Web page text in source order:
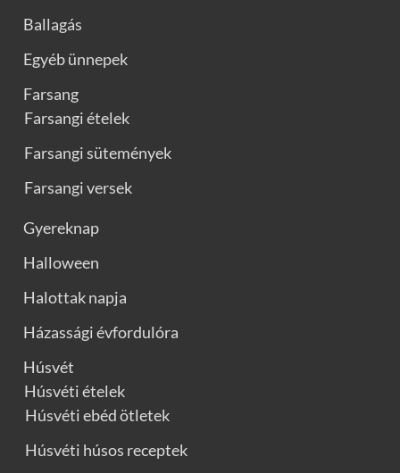
Ballagás
Egyéb ünnepek
Farsang
Farsangi ételek
Farsangi sütemények
Farsangi versek
Gyereknap
Halloween
Halottak napja
Házassági évfordulóra
Húsvét
Húsvéti ételek
Húsvéti ebéd ötletek
Húsvéti húsos receptek